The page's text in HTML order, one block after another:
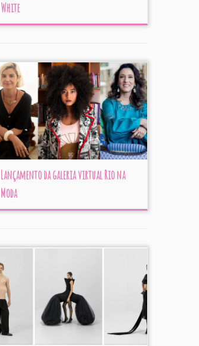
White
Lançamento da galeria virtual Rio na
Moda